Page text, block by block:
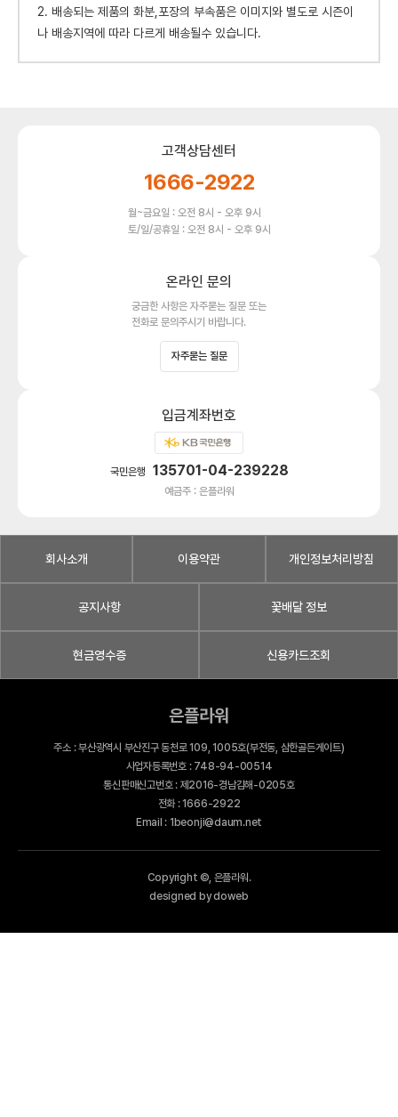
2. 배송되는 제품의 화분,포장의 부속품은 이미지와 별도로 시즌이
나 배송지역에 따라 다르게 배송될수 있습니다.
고객상담센터
1666-2922
월~금요일 : 오전 8시 - 오후 9시
토/일/공휴일 : 오전 8시 - 오후 9시
온라인 문의
궁금한 사항은 자주묻는 질문 또는
전화로 문의주시기 바랍니다.
자주묻는 질문
입금계좌번호
국민은행 135701-04-239228
예금주 : 은플라워
회사소개 이용약관 개인정보처리방침
공지사항 꽃배달 정보
현금영수증 신용카드조회
은플라워
주소 : 부산광역시 부산진구 동천로 109, 1005호(부전동, 삼한골든게이트)
사업자등록번호 : 748-94-00514
통신판매신고번호 : 제2016-경남김해-0205호
전화 : 1666-2922
Email : 1beonji@daum.net
Copyright ©, 은플라워.
designed by doweb